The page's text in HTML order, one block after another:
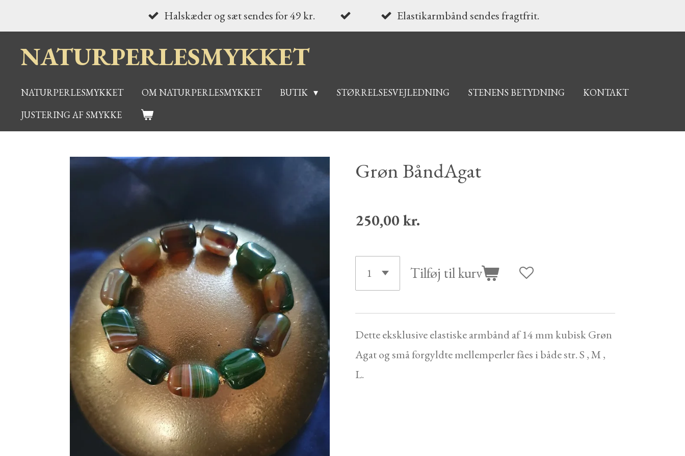
til
hovedindhold
Halskæder og sæt sendes for 49 kr. Elastikarmbånd sendes fragtfrit.
NATURPERLESMYKKET
NATURPERLESMYKKET OM NATURPERLESMYKKET BUTIK STØRRELSESVEJLEDNING STENENS BETYDNING
KONTAKT
JUSTERING AF SMYKKE
Grøn BåndAgat
250,00 kr.
Tilføj til kurv
Dette eksklusive elastiske armbånd af 14 mm kubisk Grøn
Agat og små forgyldte mellemperler fåes i både str. S , M ,
L.